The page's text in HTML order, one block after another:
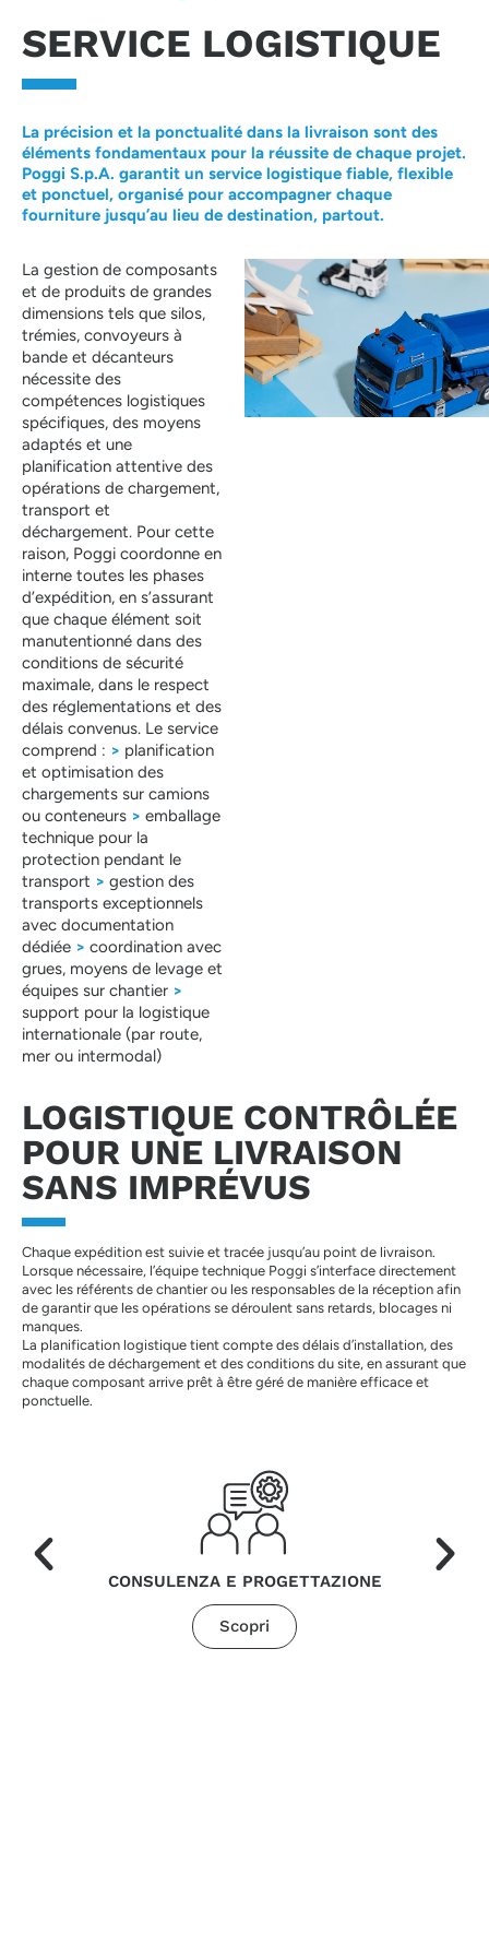
SERVICE LOGISTIQUE
La précision et la ponctualité dans la livraison sont des
éléments fondamentaux pour la réussite de chaque projet.
Poggi S.p.A. garantit un service logistique fiable, flexible
et ponctuel, organisé pour accompagner chaque
fourniture jusqu’au lieu de destination, partout.
La gestion de composants
et de produits de grandes
dimensions tels que silos,
trémies, convoyeurs à
bande et décanteurs
nécessite des
compétences logistiques
spécifiques, des moyens
adaptés et une
planification attentive des
opérations de chargement,
transport et
déchargement. Pour cette
raison, Poggi coordonne en
interne toutes les phases
d’expédition, en s’assurant
que chaque élément soit
manutentionné dans des
conditions de sécurité
maximale, dans le respect
des réglementations et des
délais convenus. Le service
comprend : > planification
et optimisation des
chargements sur camions
ou conteneurs > emballage
technique pour la
protection pendant le
transport > gestion des
transports exceptionnels
avec documentation
dédiée > coordination avec
grues, moyens de levage et
équipes sur chantier >
support pour la logistique
internationale (par route,
mer ou intermodal)
LOGISTIQUE CONTRÔLÉE
POUR UNE LIVRAISON
SANS IMPRÉVUS
Chaque expédition est suivie et tracée jusqu’au point de livraison.
Lorsque nécessaire, l’équipe technique Poggi s’interface directement
avec les référents de chantier ou les responsables de la réception afin
de garantir que les opérations se déroulent sans retards, blocages ni
manques.
La planification logistique tient compte des délais d’installation, des
modalités de déchargement et des conditions du site, en assurant que
chaque composant arrive prêt à être géré de manière efficace et
ponctuelle.
CONSULENZA E PROGETTAZIONE
Scopri